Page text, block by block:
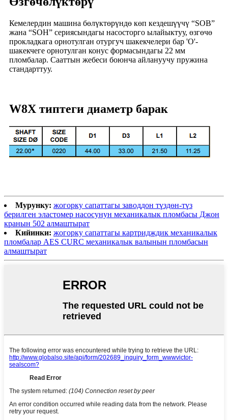
Кемелердин машина бөлүктөрүндө көп кездешүүчү “SOB”
жана “SOH” сериясындагы насосторго ылайыктуу, өзгөчө
прокладкага орнотулган отургуч шакекчелери бар 'O'-
шакекчеге орнотулган конус формасындагы 22 мм
пломбалар. Сааттын жебеси боюнча айлануучу пружина
стандарттуу.
W8X типтеги диаметр барак
Мурунку: жогорку сапаттагы заводдон түздөн-түз
берилген эластомер насосунун механикалык пломбасы Джон
кранын 502 алмаштырат
Кийинки: жогорку сапаттагы картридждик механикалык
пломбалар AES CURC механикалык валынын пломбасын
алмаштырат